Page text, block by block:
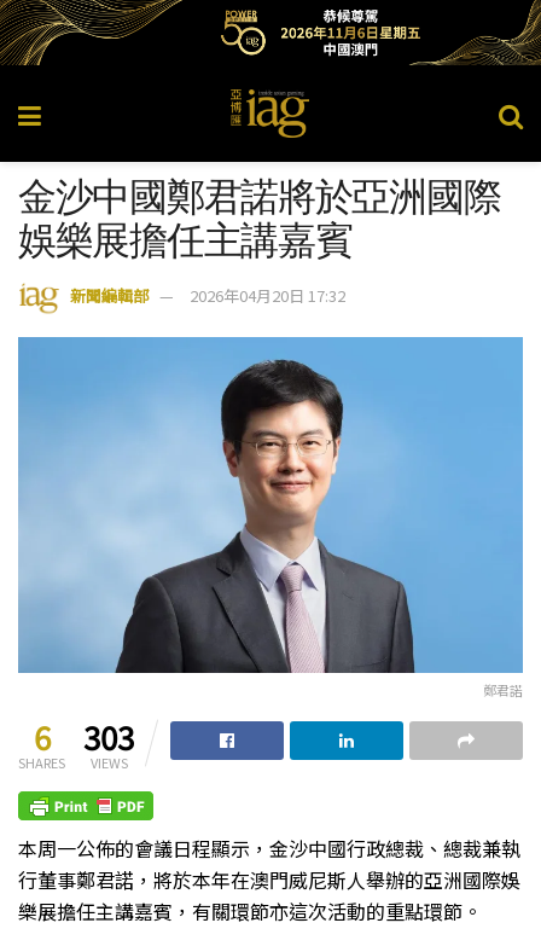
金沙中國鄭君諾將於亞洲國際
娛樂展擔任主講嘉賓
新聞編輯部 2026年04月20日 17:32
鄭君諾
6
SHARES
303
VIEWS
本周一公佈的會議日程顯示，金沙中國行政總裁、總裁兼執
行董事鄭君諾，將於本年在澳門威尼斯人舉辦的亞洲國際娛
樂展擔任主講嘉賓，有關環節亦這次活動的重點環節。